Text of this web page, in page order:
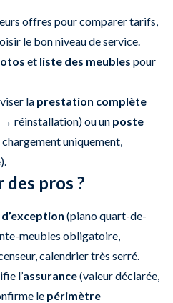
offres pour comparer tarifs,
le bon niveau de service.
et liste des meubles pour
la prestation complète
réinstallation) ou un poste
uniquement,
pros ?
(piano quart-de-
meubles obligatoire,
calendrier très serré.
l’assurance(valeur déclarée,
le périmètre